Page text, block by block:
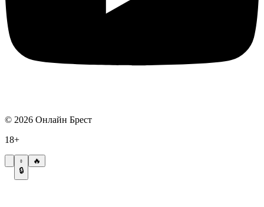
© 2026 Онлайн Брест
18+
🔒
🔥